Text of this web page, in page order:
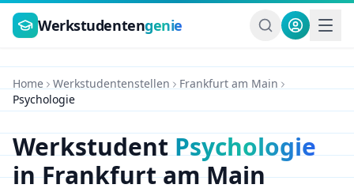
Zum Hauptinhalt springen
Werkstudentengenie
Home Werkstudentenstellen
Frankfurt am Main
Psychologie
WerkstudentPsychologie
inFrankfurt am Main